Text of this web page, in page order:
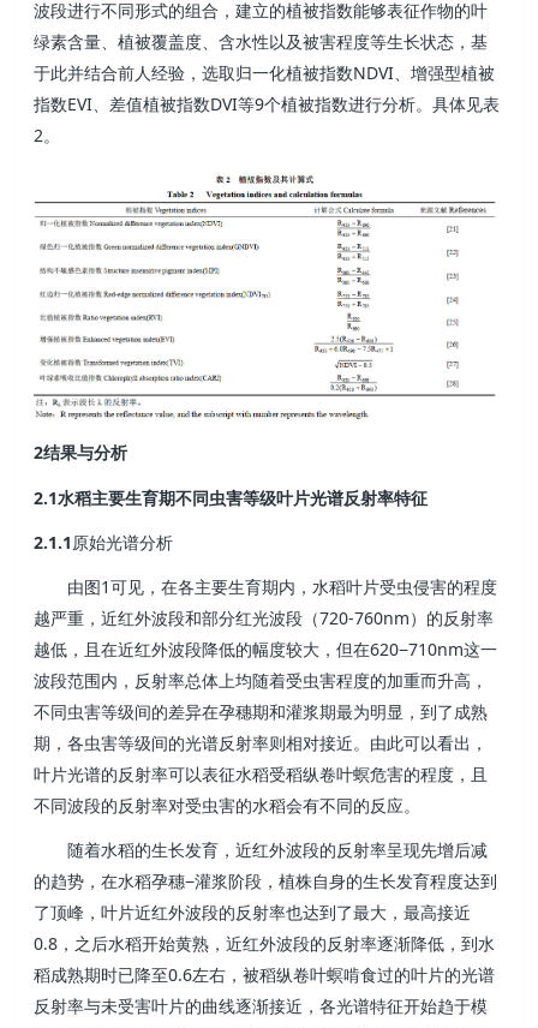
波段进行不同形式的组合，建立的植被指数能够表征作物的叶
绿素含量、植被覆盖度、含水性以及被害程度等生长状态，基
于此并结合前人经验，选取归一化植被指数NDVI 、增强型植被
指数EVI 、差值植被指数DVI等9个植被指数进行分析。具体见表
2。
2结果与分析
2.1水稻主要生育期不同虫害等级叶片光谱反射率特征
2.1.1 原始光谱分析
由图 1可见，在各主要生育期内，水稻叶片受虫侵害的程度
越严重，近红外波段和部分红光波段（720-760nm ）的反射率
越低，且在近红外波段降低的幅度较大，但在620−710nm这一
波段范围内，反射率总体上均随着受虫害程度的加重而升高，
不同虫害等级间的差异在孕穗期和灌浆期最为明显，到了成熟
期，各虫害等级间的光谱反射率则相对接近。由此可以看出，
叶片光谱的反射率可以表征水稻受稻纵卷叶螟危害的程度，且
不同波段的反射率对受虫害的水稻会有不同的反应。
随着水稻的生长发育，近红外波段的反射率呈现先增后减
的趋势，在水稻孕穗−灌浆阶段，植株自身的生长发育程度达到
了顶峰，叶片近红外波段的反射率也达到了最大，最高接近
0.8 ，之后水稻开始黄熟，近红外波段的反射率逐渐降低，到水
稻成熟期时已降至0.6左右，被稻纵卷叶螟啃食过的叶片的光谱
反射率与未受害叶片的曲线逐渐接近，各光谱特征开始趋于模